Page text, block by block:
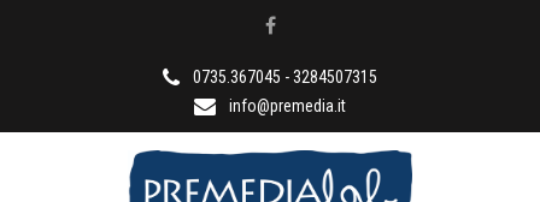
0735.367045 - 3284507315
info@premedia.it